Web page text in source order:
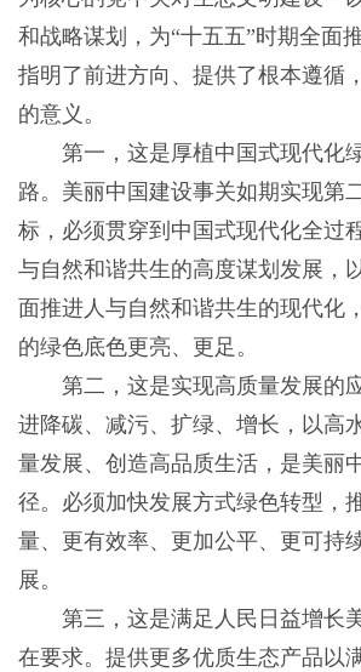
和战略谋划，为“十五五”时期全面
指明了前进方向、提供了根本遵循
的意义。
第一，这是厚植中国式现代化
路。美丽中国建设事关如期实现第
标，必须贯穿到中国式现代化全过
与自然和谐共生的高度谋划发展，
面推进人与自然和谐共生的现代化
的绿色底色更亮、更足。
第二，这是实现高质量发展的
进降碳、减污、扩绿、增长，以高
量发展、创造高品质生活，是美丽
径。必须加快发展方式绿色转型，
量、更有效率、更加公平、更可持
展。
第三，这是满足人民日益增长
在要求。提供更多优质生态产品以